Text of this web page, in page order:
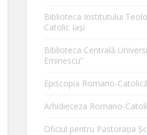
Biblioteca Institutului
Catolic Iaşi
Biblioteca Centrală
Eminescu”
Episcopia Romano-
Arhidieceza Romano-
Oficiul pentru Pastorația